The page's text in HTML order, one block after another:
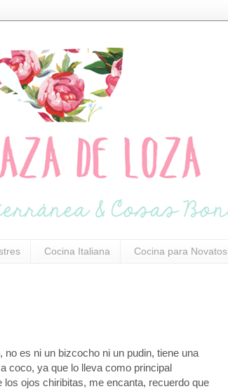
Cocina Italiana Cocina para Novatos
es ni un bizcocho ni un pudin, tiene una
coco, ya que lo lleva como principal
ojos chiribitas, me encanta, recuerdo que